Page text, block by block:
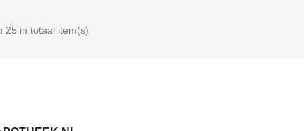
25 in totaal item(s)